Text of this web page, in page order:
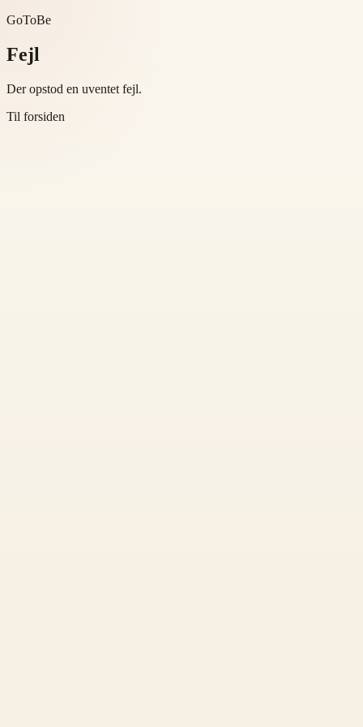
GoToBe
Fejl
Der opstod en uventet fejl.
Til forsiden